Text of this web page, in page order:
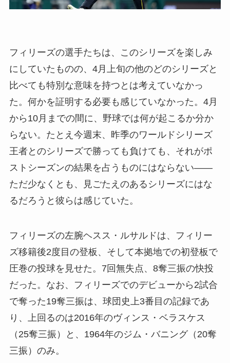
フィリーズの選手たちは、このシリーズを楽しみ
にしていたものの、4月上旬の他のどのシリーズと
比べても特別な意味を持つとは考えていなかっ
た。何かを証明する必要も感じていなかった。4月
から10月までの間に、野球では何が起こるか分か
らない。たとえ今週末、昨季のワールドシリーズ
王者とのシリーズで勝っても負けても、それがポ
ストシーズンの結果を占うものにはならない――
ただ少なくとも、見ごたえのあるシリーズにはな
るだろうと彼らは感じていた。
フィリーズの左腕ヘスス・ルサルドは、フィリー
ズ移籍後2度目の登板、そして本拠地での初登板で
圧巻の投球を見せた。7回無失点、8奪三振の快投
だった。なお、フィリーズでのデビューから2試合
で奪った19奪三振は、球団史上3番目の記録であ
り、上回るのは2016年のヴィンス・ベラスケス
（25奪三振）と、1964年のジム・バニング（20奪
三振）のみ。